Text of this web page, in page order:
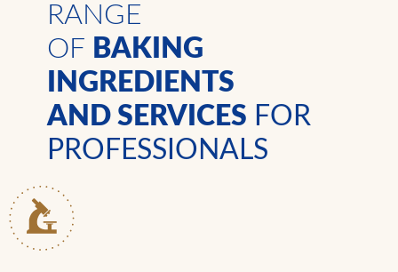
RANGE
OF BAKING
INGREDIENTS
AND SERVICES FOR
PROFESSIONALS